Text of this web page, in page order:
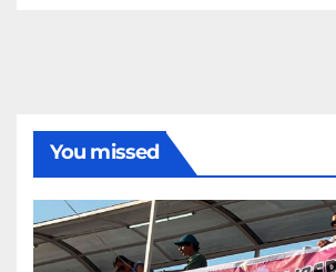
You missed